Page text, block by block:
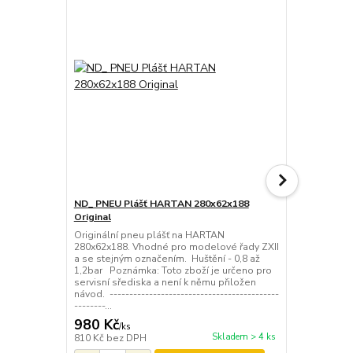
ND_ PNEU Plášť HARTAN 280x62x188
Original
Originální pneu plášť na HARTAN
280x62x188. Vhodné pro modelové řady ZXII
a se stejným označením. Huštění - 0,8 až
1,2bar Poznámka: Toto zboží je určeno pro
servisní sřediska a není k němu přiložen
návod. -------------------------------------------
--------...
980 Kč/ks
810 Kč bez DPH Skladem > 4 ks